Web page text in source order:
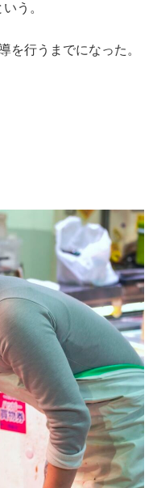
う。
行うまでになった。